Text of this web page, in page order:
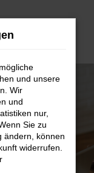
und unsere
Wir
und
nur,
Sie zu
ändern, können
widerrufen.